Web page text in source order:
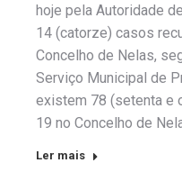
hoje pela Autoridade
14 (catorze) casos
Concelho de Nelas,
Serviço Municipal de
existem 78 (setenta e
19 no Concelho de
Ler mais